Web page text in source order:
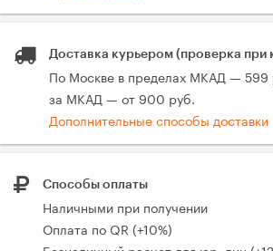
Доставка курьером (проверка при
По Москве в пределах МКАД — 599
за МКАД — от 900 руб.
Дополнительные способы доставки
Способы оплаты
Наличными при получении
Оплата по QR (+10%)